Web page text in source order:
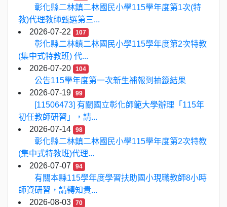
彰化縣二林鎮二林國民小學115學年度第1次(特
教)代理教師甄選第三...
2026-07-22
107
彰化縣二林鎮二林國民小學115學年度第2次特教
(集中式特教班) 代...
2026-07-20
104
公告115學年度第一次新生補報到抽籤結果
2026-07-19
99
[11506473] 有關國立彰化師範大學辦理「115年
初任教師研習」，請...
2026-07-14
98
彰化縣二林鎮二林國民小學115學年度第2次特教
(集中式特教班)代理...
2026-07-07
94
有關本縣115學年度學習扶助國小現職教師8小時
師資研習，請轉知貴...
2026-08-03
70